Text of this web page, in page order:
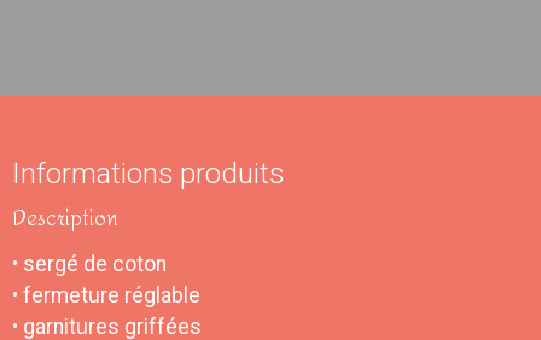
Informations produits
Description
• sergé de coton
• fermeture réglable
• garnitures griffées